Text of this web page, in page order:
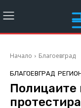
Начало Благоевград
БЛАГОЕВГРАД
Полицаите